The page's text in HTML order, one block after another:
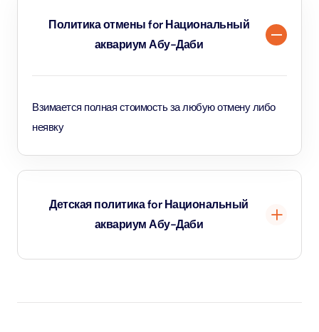
Политика отмены for Национальный
аквариум Абу-Даби
Взимается полная стоимость за любую отмену либо
неявку
Детская политика for Национальный
аквариум Абу-Даби
Взрослый тариф применяется от 3 лет и старше